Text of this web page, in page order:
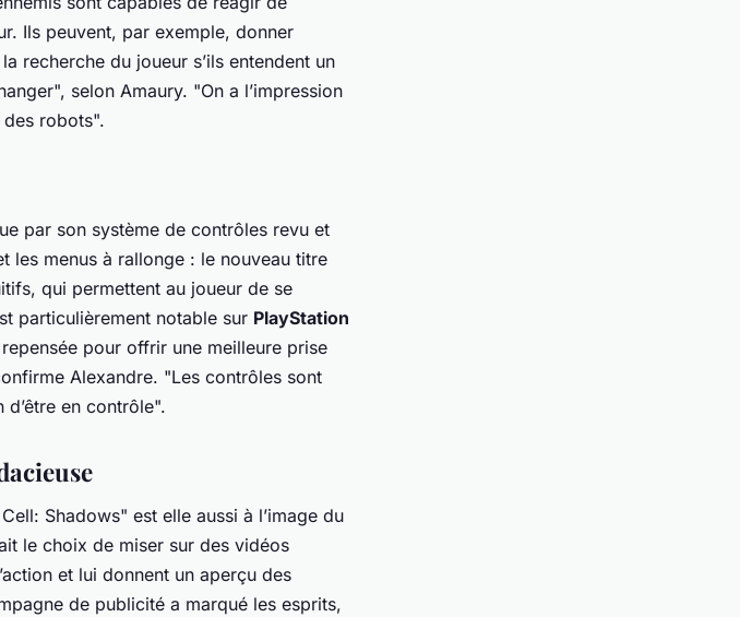
Ils peuvent, par exemple, donner
recherche du joueur s’ils entendent un
selon Amaury. "On a l’impression
des robots".
par son système de contrôles revu et
les menus à rallonge : le nouveau titre
qui permettent au joueur de se
particulièrement notable sur PlayStation
pour offrir une meilleure prise
Alexandre. "Les contrôles sont
en contrôle".
Shadows" est elle aussi à l’image du
le choix de miser sur des vidéos
et lui donnent un aperçu des
de publicité a marqué les esprits,